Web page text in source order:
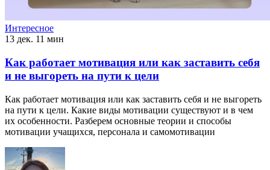
Интересное
13 дек. 11 мин
Как работает мотивация или как заставить себя
и не выгореть на пути к цели
Как работает мотивация или как заставить себя и не выгореть
на пути к цели. Какие виды мотивации существуют и в чем
их особенности. Разберем основные теории и способы
мотивации учащихся, персонала и самомотивации